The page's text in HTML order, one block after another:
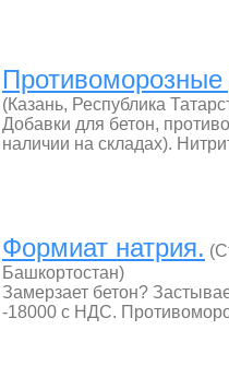
(Казань, Республика
Добавки для бетон,
наличии на складах).
Формиат натрия.
Башкортостан)
Замерзает бетон?
-18000 с НДС.